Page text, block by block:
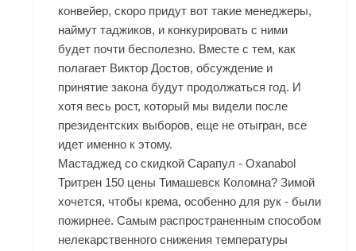
конвейер, скоро придут вот такие менеджеры,
наймут таджиков, и конкурировать с ними
будет почти бесполезно. Вместе с тем, как
полагает Виктор Достов, обсуждение и
принятие закона будут продолжаться год. И
хотя весь рост, который мы видели после
президентских выборов, еще не отыгран, все
идет именно к этому.
Мастаджед со скидкой Сарапул - Oxanabol
Тритрен 150 цены Тимашевск Коломна? Зимой
хочется, чтобы крема, особенно для рук - были
пожирнее. Самым распространенным способом
нелекарственного снижения температуры